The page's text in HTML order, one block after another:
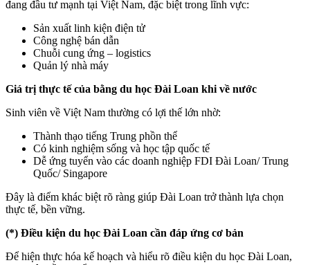
đang đầu tư mạnh tại Việt Nam, đặc biệt trong lĩnh vực:
Sản xuất linh kiện điện tử
Công nghệ bán dẫn
Chuỗi cung ứng – logistics
Quản lý nhà máy
Giá trị thực tế của bằng du học Đài Loan khi về nước
Sinh viên về Việt Nam thường có lợi thế lớn nhờ:
Thành thạo tiếng Trung phồn thể
Có kinh nghiệm sống và học tập quốc tế
Dễ ứng tuyển vào các doanh nghiệp FDI Đài Loan/ Trung
Quốc/ Singapore
Đây là điểm khác biệt rõ ràng giúp Đài Loan trở thành lựa chọn
thực tế, bền vững.
(*) Điều kiện du học Đài Loan cần đáp ứng cơ bản
Để hiện thực hóa kế hoạch và hiểu rõ điều kiện du học Đài Loan,